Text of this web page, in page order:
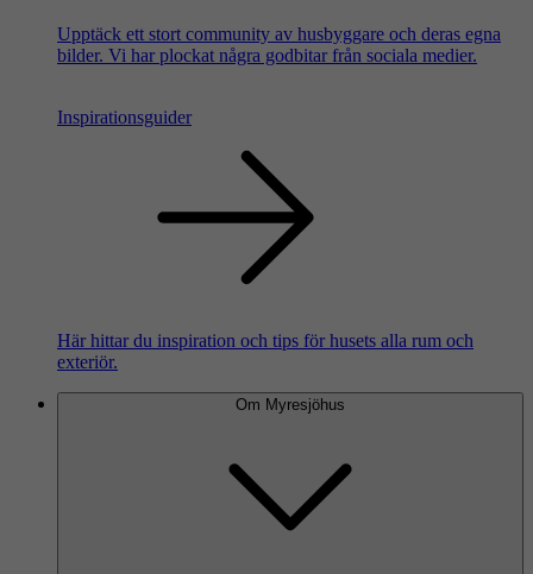
Upptäck ett stort community av husbyggare och deras egna
bilder. Vi har plockat några godbitar från sociala medier.
Inspirationsguider
Här hittar du inspiration och tips för husets alla rum och
exteriör.
Om Myresjöhus